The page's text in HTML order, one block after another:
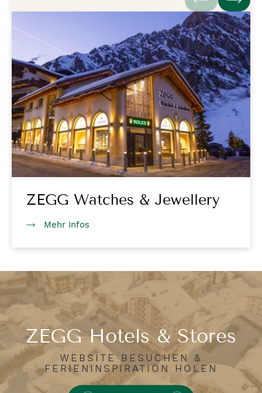
ZEGG Watches & Jewellery
Mehr Infos
ZEGG Hotels & Stores
WEBSITE BESUCHEN &
FERIENINSPIRATION HOLEN